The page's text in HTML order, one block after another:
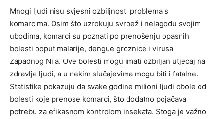
Mnogi ljudi nisu svjesni ozbiljnosti problema s
komarcima. Osim što uzrokuju svrbež i nelagodu svojim
ubodima, komarci su poznati po prenošenju opasnih
bolesti poput malarije, dengue groznice i virusa
Zapadnog Nila. Ove bolesti mogu imati ozbiljan utjecaj na
zdravlje ljudi, a u nekim slučajevima mogu biti i fatalne.
Statistike pokazuju da svake godine milioni ljudi obole od
bolesti koje prenose komarci, što dodatno pojačava
potrebu za efikasnom kontrolom insekata. Stoga je važno